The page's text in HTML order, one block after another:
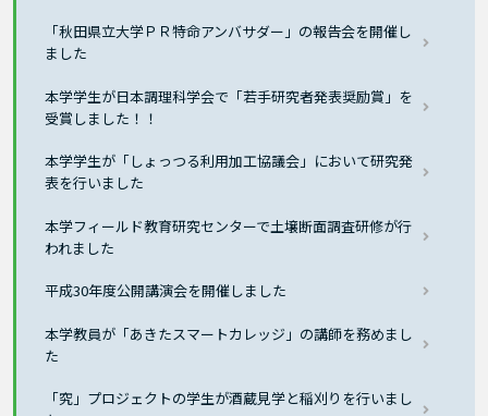
「秋田県立大学ＰＲ特命アンバサダー」の報告会を開催し
ました
本学学生が日本調理科学会で「若手研究者発表奨励賞」を
受賞しました！！
本学学生が「しょっつる利用加工協議会」において研究発
表を行いました
本学フィールド教育研究センターで土壌断面調査研修が行
われました
平成30年度公開講演会を開催しました
本学教員が「あきたスマートカレッジ」の講師を務めまし
た
「究」プロジェクトの学生が酒蔵見学と稲刈りを行いまし